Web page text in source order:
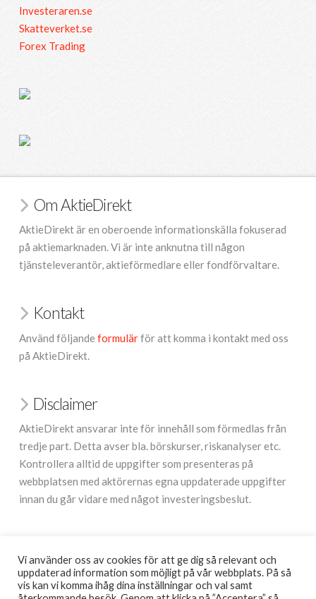
Investeraren.se
Skatteverket.se
Forex Trading
Om AktieDirekt
AktieDirekt är en oberoende informationskälla fokuserad
på aktiemarknaden. Vi är inte anknutna till någon
tjänsteleverantör, aktieförmedlare eller fondförvaltare.
Kontakt
Använd följande formulärför att komma i kontakt med oss
på AktieDirekt.
Disclaimer
AktieDirekt ansvarar inte för innehåll som förmedlas från
tredje part. Detta avser bla. börskurser, riskanalyser etc.
Kontrollera alltid de uppgifter som presenteras på
webbplatsen med aktörernas egna uppdaterade uppgifter
innan du går vidare med något investeringsbeslut.
Vill du synas på AktieDirekt? Hör av dig via
kontaktformuläretför en förutsättningslös diskussion.
Vi använder oss av cookies för att ge dig så relevant och
uppdaterad information som möjligt på vår webbplats. På så
vis kan vi komma ihåg dina inställningar och val samt